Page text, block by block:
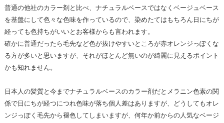
普通の他社のカラー剤と比べ、ナチュラルベースではなくベージュベース
を基盤にして色々な色味を作っているので、染めたてはもちろん日にちが
経っても色持ちがいいとお客様からも言われます。
確かに普通だったら毛先など色が抜けやすいところが赤オレンジっぽくな
る方が多いと思いますが、それがほとんど無いのが綺麗に見えるポイント
かも知れません。
日本人の髪質と今までナチュラルベースのカラー剤だとメラニン色素の関
係で日にちが経つにつれ色味が落ち個人差はありますが、どうしてもオレ
ンジっぽく毛先から褪色してしまいますが、何年か前からの人気なベージ